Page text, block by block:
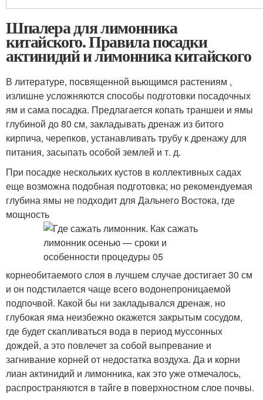
Шпалера для лимонника
китайского. Правила посадки
актинидий и лимонника китайского
В литературе, посвященной вьющимся растениям ,
излишне усложняются способы подготовки посадочных
ям и сама посадка. Предлагается копать траншеи и ямы
глубиной до 80 см, закладывать дренаж из битого
кирпича, черепков, устанавливать трубу к дренажу для
питания, засыпать особой землей и т. д.
При посадке нескольких кустов в коллективных садах
еще возможна подобная подготовка; но рекомендуемая
глубина ямы не подходит для Дальнего Востока, где
мощность
корнеобитаемого слоя в лучшем случае достигает 30 см
и он подстилается чаще всего водонепроницаемой
подпочвой. Какой бы ни закладывался дренаж, но
глубокая яма неизбежно окажется закрытым сосудом,
где будет скапливаться вода в период муссонных
дождей, а это повлечет за собой выпревание и
загнивание корней от недостатка воздуха. Да и корни
лиан актинидий и лимонника, как это уже отмечалось,
распространяются в тайге в поверхностном слое почвы.